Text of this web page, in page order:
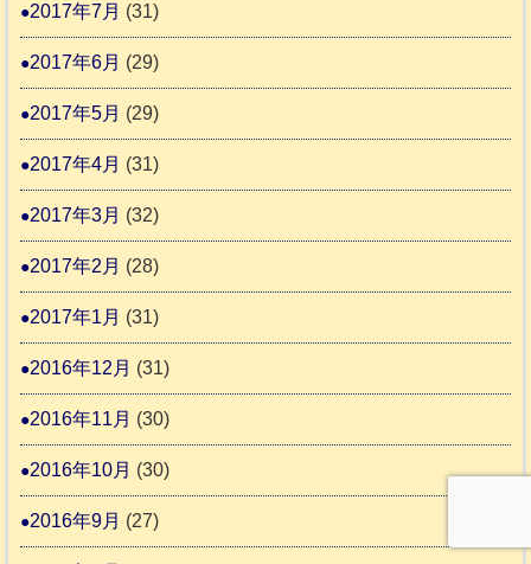
2017年7月 (31)
2017年6月 (29)
2017年5月 (29)
2017年4月 (31)
2017年3月 (32)
2017年2月 (28)
2017年1月 (31)
2016年12月 (31)
2016年11月 (30)
2016年10月 (30)
2016年9月 (27)